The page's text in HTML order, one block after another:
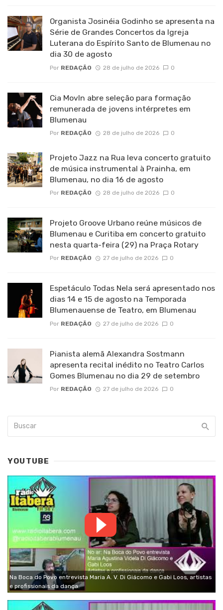
Organista Josinéia Godinho se apresenta na
Série de Grandes Concertos da Igreja
Luterana do Espírito Santo de Blumenau no
dia 30 de agosto
Por REDAÇÃO 28 de julho de 2026 0
Cia MovIn abre seleção para formação
remunerada de jovens intérpretes em
Blumenau
Por REDAÇÃO 28 de julho de 2026 0
Projeto Jazz na Rua leva concerto gratuito
de música instrumental à Prainha, em
Blumenau, no dia 16 de agosto
Por REDAÇÃO 28 de julho de 2026 0
Projeto Groove Urbano reúne músicos de
Blumenau e Curitiba em concerto gratuito
nesta quarta-feira (29) na Praça Rotary
Por REDAÇÃO 27 de julho de 2026 0
Espetáculo Todas Nela será apresentado nos
dias 14 e 15 de agosto na Temporada
Blumenauense de Teatro, em Blumenau
Por REDAÇÃO 27 de julho de 2026 0
Pianista alemã Alexandra Sostmann
apresenta recital inédito no Teatro Carlos
Gomes Blumenau no dia 29 de setembro
Por REDAÇÃO 27 de julho de 2026 0
YOUTUBE
Na Boca do Povo entrevista Maria A. V. Di Giácomo e Gabi Loos, artistas
e profissionais da dança.